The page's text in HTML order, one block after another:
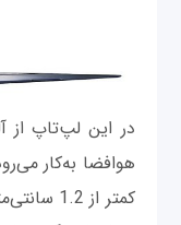
در این لپ‌تاپ از
هوافضا به‌کار
کمتر از